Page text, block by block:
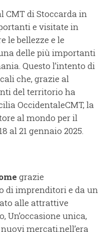
CMT di Stoccarda in
e visitate in
le bellezze e le
delle più importanti
Questo l’intento di
che, grazie al
del territorio ha
OccidentaleCMT, la
al mondo per il
al 21 gennaio 2025.
grazie
di imprenditori e da un
alle attrattive
unica,
mercati.nell’era